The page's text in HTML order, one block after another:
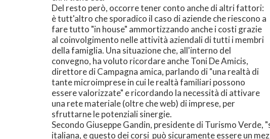
Del resto però, occorre tener conto anche di altri fattori:
è tutt'altro che sporadico il caso di aziende che riescono a
fare tutto "in house" ammortizzando anche i costi grazie
al coinvolgimento nelle attività aziendali di tutti i membri
della famiglia. Una situazione che, all'interno del
convegno, ha voluto ricordare anche Toni De Amicis,
direttore di Campagna amica, parlando di "una realtà di
tante microimprese in cui le realtà familiari possono
essere valorizzate" e ricordando la necessità di attivare
una rete materiale (oltre che web) di imprese, per
sfruttarne le potenziali sinergie.
Secondo Giuseppe Gandin, presidente di Turismo Verde,
italiana, e questo dei corsi può sicuramente essere un